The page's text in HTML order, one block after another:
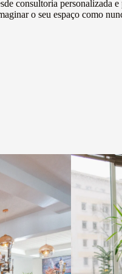
consultoria personalizada
o seu espaço como